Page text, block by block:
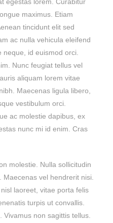
maximus. Etiam
tincidunt elit sed
ac nulla vehicula eleifend
id euismod orci.
Nunc feugiat tellus vel
aliquam lorem vitae
Maecenas ligula libero,
vestibulum orci.
ac molestie dapibus, ex
nunc mi id enim. Cras
molestie. Nulla sollicitudin
vel hendrerit nisi.
laoreet, vitae porta felis
turpis ut convallis.
non sagittis tellus.